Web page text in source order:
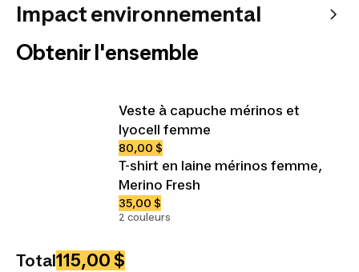
Impact environnemental
Obtenir l'ensemble
Veste à capuche mérinos et
lyocell femme
80,00 $
T-shirt en laine mérinos femme,
Merino Fresh
35,00 $
2 couleurs
Total115,00 $